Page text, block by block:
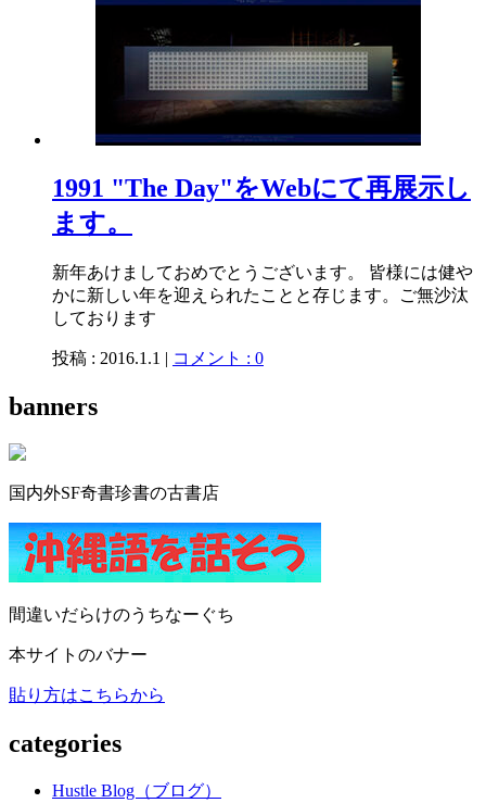
1991 "The Day"をWebにて再展示し
ます。
新年あけましておめでとうございます。 皆様には健や
かに新しい年を迎えられたことと存じます。ご無沙汰
しております
投稿 : 2016.1.1 | コメント : 0
banners
国内外SF奇書珍書の古書店
間違いだらけのうちなーぐち
本サイトのバナー
貼り方はこちらから
categories
Hustle Blog（ブログ）